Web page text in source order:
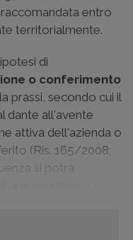
entro
territorialmente.
di
o conferimento
prassi, secondo cui il
dante all'avente
attiva dell'azienda o
(Ris. 165/2008;
si potrà